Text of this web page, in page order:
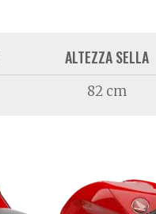
ALTEZZA SELLA
82 cm